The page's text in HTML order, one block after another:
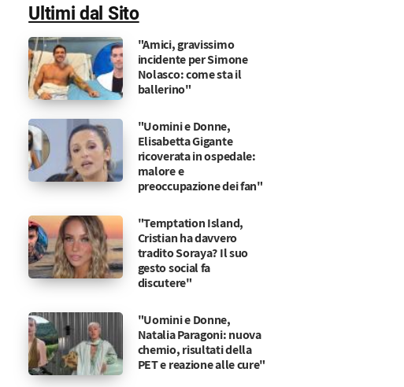
Ultimi dal Sito
"Amici, gravissimo
incidente per Simone
Nolasco: come sta il
ballerino"
"Uomini e Donne,
Elisabetta Gigante
ricoverata in ospedale:
malore e
preoccupazione dei fan"
"Temptation Island,
Cristian ha davvero
tradito Soraya? Il suo
gesto social fa
discutere"
"Uomini e Donne,
Natalia Paragoni: nuova
chemio, risultati della
PET e reazione alle cure"